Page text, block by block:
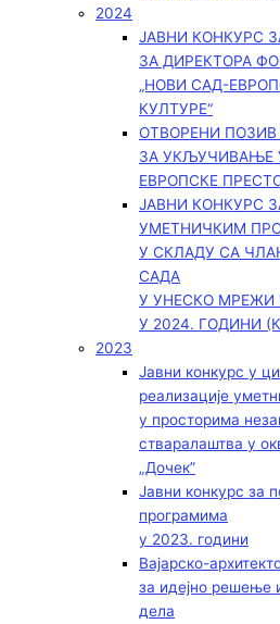
2024
ЈАВНИ КОНКУРС
ЗА ДИРЕКТОРА
„НОВИ САД-
КУЛТУРЕ“
ОТВОРЕНИ
ЗА УКЉУЧИВАЊЕ
ЕВРОПСКЕ
ЈАВНИ КОНКУРС
УМЕТНИЧКИМ
У СКЛАДУ СА
САДА
У УНЕСКО МРЕЖИ
У 2024. ГОДИНИ
2023
Јавни конкурс у
реализације
у просторима
стваралаштва у
„Дочек”
Јавни конкурс за
програмима
у 2023. години
Вајарско-
за идејно решење
дела